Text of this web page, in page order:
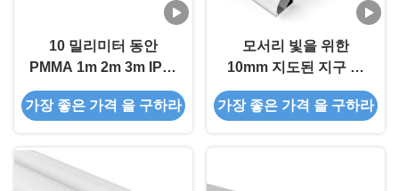
10 밀리미터 동안
PMMA 1m 2m 3m IP20
주도하는 코너 알루미늄
프로파일은 벗겨집니다
가장 좋은 가격 을 구하라
모서리 빛을 위한
10mm 지도된 지구 내
의 16X16mm 알루미늄
지도된 단면도 주거
가장 좋은 가격 을 구하라